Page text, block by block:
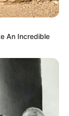
An Incredible